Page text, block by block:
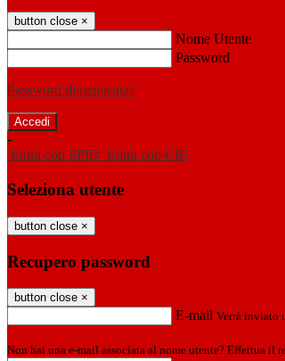
button close ×
Nome Utente
Password
Password dimenticata?
-
Entra con SPID Entra con CIE
Seleziona utente
button close ×
Recupero password
button close ×
E-mail Verrà inviato
Non hai una e-mail associata al nome utente? Effettua il